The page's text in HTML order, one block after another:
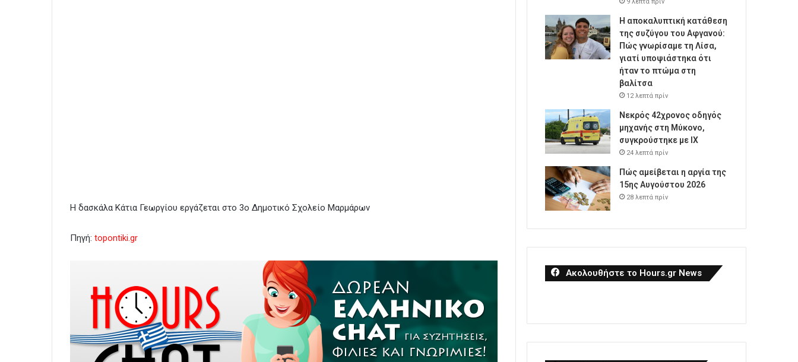
Η δασκάλα Κάτια Γεωργίου εργάζεται στο 3ο Δημοτικό Σχολείο Μαρμάρων
Πηγή: topontiki.gr
Η αποκαλυπτική κατάθεση
της συζύγου του Αφγανού:
Πώς γνωρίσαμε τη Λίσα,
γιατί υποψιάστηκα ότι
ήταν το πτώμα στη
βαλίτσα
12 λεπτά πρίν
Νεκρός 42χρονος οδηγός
μηχανής στη Μύκονο,
συγκρούστηκε με ΙΧ
24 λεπτά πρίν
Πώς αμείβεται η αργία της
15ης Αυγούστου 2026
28 λεπτά πρίν
Ακολουθήστε το Hours.gr News